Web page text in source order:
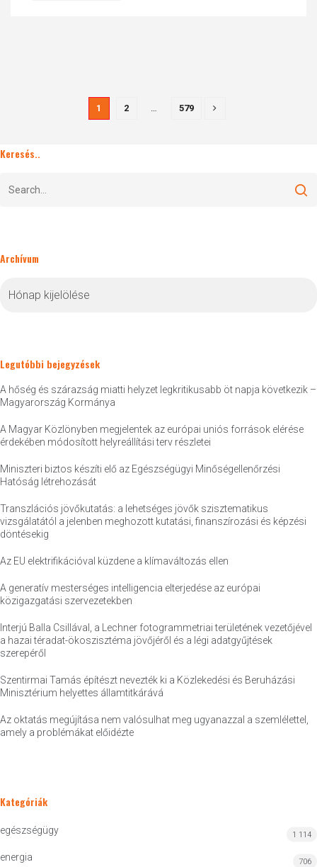
1 2 … 579
Keresés..
Archívum
Legutóbbi bejegyzések
A hőség és szárazság miatti helyzet legkritikusabb öt napja következik –
Magyarország Kormánya
A Magyar Közlönyben megjelentek az európai uniós források elérése
érdekében módosított helyreállítási terv részletei
Miniszteri biztos készíti elő az Egészségügyi Minőségellenőrzési
Hatóság létrehozását
Transzlációs jövőkutatás: a lehetséges jövők szisztematikus
vizsgálatától a jelenben meghozott kutatási, finanszírozási és képzési
döntésekig
Az EU elektrifikációval küzdene a klímaváltozás ellen
A generatív mesterséges intelligencia elterjedése az európai
közigazgatási szervezetekben
Interjú Balla Csillával, a Lechner fotogrammetriai területének vezetőjével
a hazai téradat-ökoszisztéma jövőjéről és a légi adatgyűjtések
szerepéről
Szentirmai Tamás építészt nevezték ki a Közlekedési és Beruházási
Minisztérium helyettes államtitkárává
Az oktatás megújítása nem valósulhat meg ugyanazzal a szemlélettel,
amely a problémákat előidézte
Kategóriák
egészségügy 1 114
energia 706